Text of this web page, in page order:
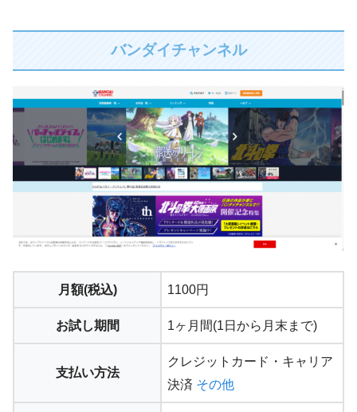
バンダイチャンネル
月額(税込) 1100円
お試し期間 1ヶ月間(1日から月末まで)
支払い方法
クレジットカード・キャリア
決済 その他